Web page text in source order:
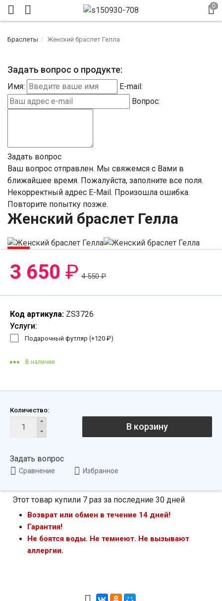
Браслеты Женский браслет Гелла
Задать вопрос о продукте:
Имя:
E-mail:
Вопрос:
Задать вопрос
Ваш вопрос отправлен. Мы свяжемся с Вами в
ближайшее время. Пожалуйста, заполните все поля.
Некорректный адрес E-Mail. Произошла ошибка.
Повторите попытку позже.
Женский браслет Гелла
-20%
3 650 ₽ 4 550₽
Код артикула: ZS3726
Услуги:
Подарочный футляр (+120 ₽)
В наличии
Количество:
В корзину
Задать вопрос
Сравнение Избранное
Этот товар купили 7 раз за последние 30 дней
Возврат или обмен в течение 14 дней!
Гарантия!
Не боятся воды. Не темнеют. Не вызывают
аллергии.